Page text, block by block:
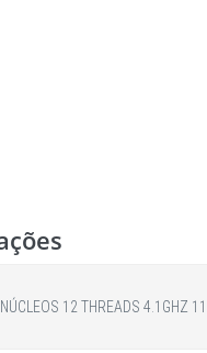
12 THREADS 4.1GHZ